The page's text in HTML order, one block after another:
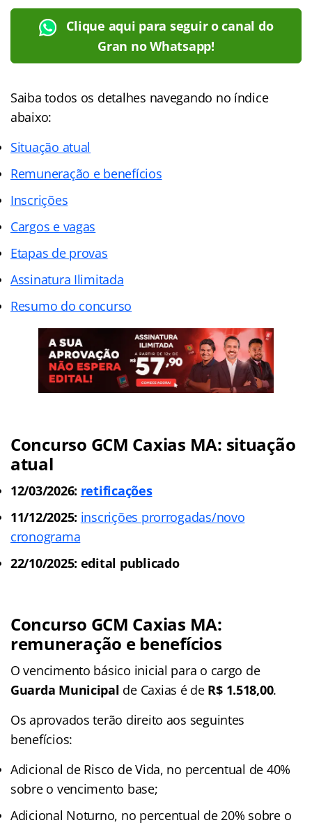
Clique aqui para seguir o canal do
Gran no Whatsapp!
Saiba todos os detalhes navegando no índice
abaixo:
Situação atual
Remuneração e benefícios
Inscrições
Cargos e vagas
Etapas de provas
Assinatura Ilimitada
Resumo do concurso
Concurso GCM Caxias MA: situação
atual
12/03/2026: retificações
11/12/2025: inscrições prorrogadas/novo
cronograma
22/10/2025: edital publicado
Concurso GCM Caxias MA:
remuneração e benefícios
O vencimento básico inicial para o cargo de
Guarda Municipal de Caxias é de R$ 1.518,00.
Os aprovados terão direito aos seguintes
benefícios:
Adicional de Risco de Vida, no percentual de 40%
sobre o vencimento base;
Adicional Noturno, no percentual de 20% sobre o